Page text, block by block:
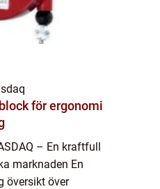
för ergonomi
– En kraftfull
marknaden En
översikt över